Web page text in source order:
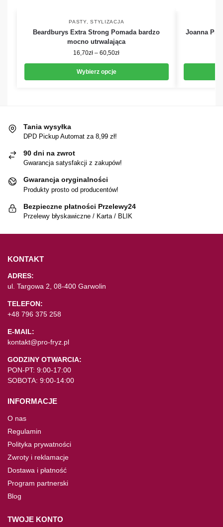
PASTY,STYLIZACJA
Beardburys Extra Strong Pomada bardzo
mocno utrwalająca
16,70zł – 60,50zł
Wybierz opcje
Joanna
Tania wysyłka
DPD Pickup Automat za 8,99 zł!
90 dni na zwrot
Gwarancja satysfakcji z zakupów!
Gwarancja oryginalności
Produkty prosto od producentów!
Bezpieczne płatności Przelewy24
Przelewy błyskawiczne / Karta / BLIK
KONTAKT
ADRES:
ul. Targowa 2, 08-400 Garwolin
TELEFON:
+48 796 375 258
E-MAIL:
kontakt@pro-fryz.pl
GODZINY OTWARCIA:
PON-PT: 9:00-17:00
SOBOTA: 9:00-14:00
INFORMACJE
O nas
Regulamin
Polityka prywatności
Zwroty i reklamacje
Dostawa i płatność
Program partnerski
Blog
TWOJE KONTO